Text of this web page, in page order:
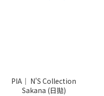
PIA｜ N'S Collection
Sakana (日拋)